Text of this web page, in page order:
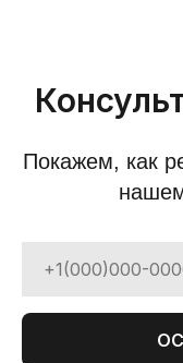
Покажем, как